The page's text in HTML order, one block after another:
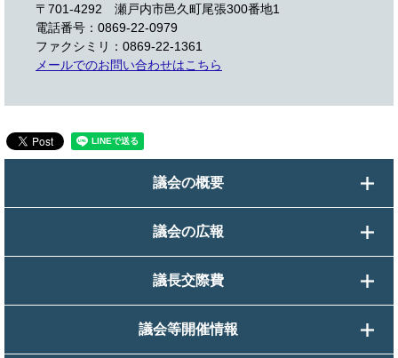
〒701-4292
瀬戸内市邑久町尾張300番地1
電話番号：0869-22-0979
ファクシミリ：0869-22-1361
メールでのお問い合わせはこちら
議会の概要
議会の広報
議長交際費
議会等開催情報